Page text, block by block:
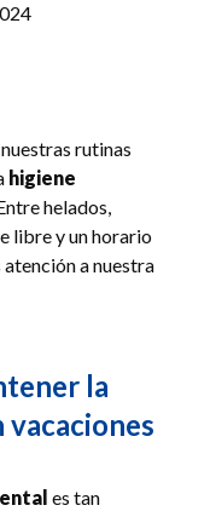
rutinas
higiene
helados,
libre y un horario
a nuestra
la
es tan